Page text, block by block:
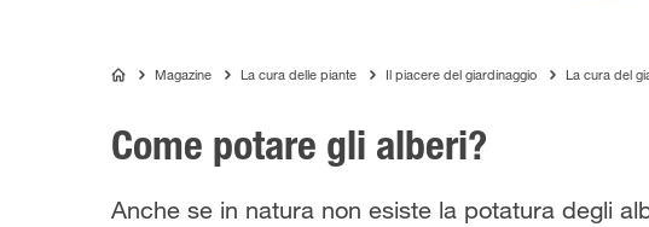
COMPOMagazine La cura delle piante Il piacere del giardinaggio La cura del
Come potare gli alberi?
Anche se in natura non esiste la potatura degli